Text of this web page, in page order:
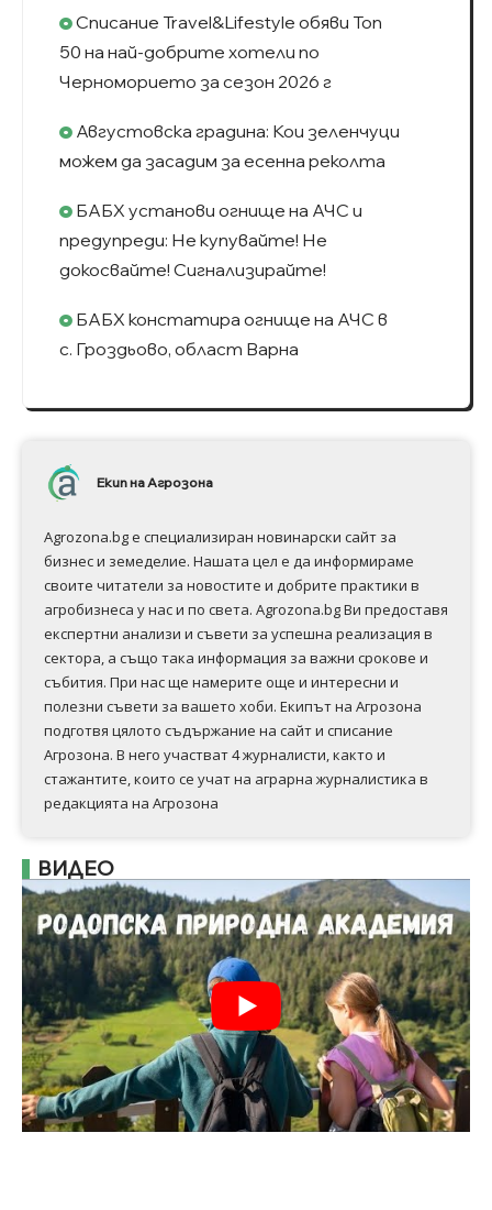
Списание Travel&Lifestyle обяви Топ
50 на най-добрите хотели по
Черноморието за сезон 2026 г
Августовска градина: Кои зеленчуци
можем да засадим за есенна реколта
БАБХ установи огнище на АЧС и
предупреди: Не купувайте! Не
докосвайте! Сигнализирайте!
БАБХ констатира огнище на АЧС в
с. Гроздьово, област Варна
Екип на Агрозона
Agrozona.bg e специализиран новинарски сайт за
бизнес и земеделие. Нашата цел е да информираме
своите читатели за новостите и добрите практики в
агробизнеса у нас и по света. Agrozona.bg Ви предоставя
експертни анализи и съвети за успешна реализация в
сектора, а също така информация за важни срокове и
събития. При нас ще намерите още и интересни и
полезни съвети за вашето хоби. Екипът на Агрозона
подготвя цялото съдържание на сайт и списание
Агрозона. В него участват 4 журналисти, както и
стажантите, които се учат на аграрна журналистика в
редакцията на Агрозона
ВИДЕО